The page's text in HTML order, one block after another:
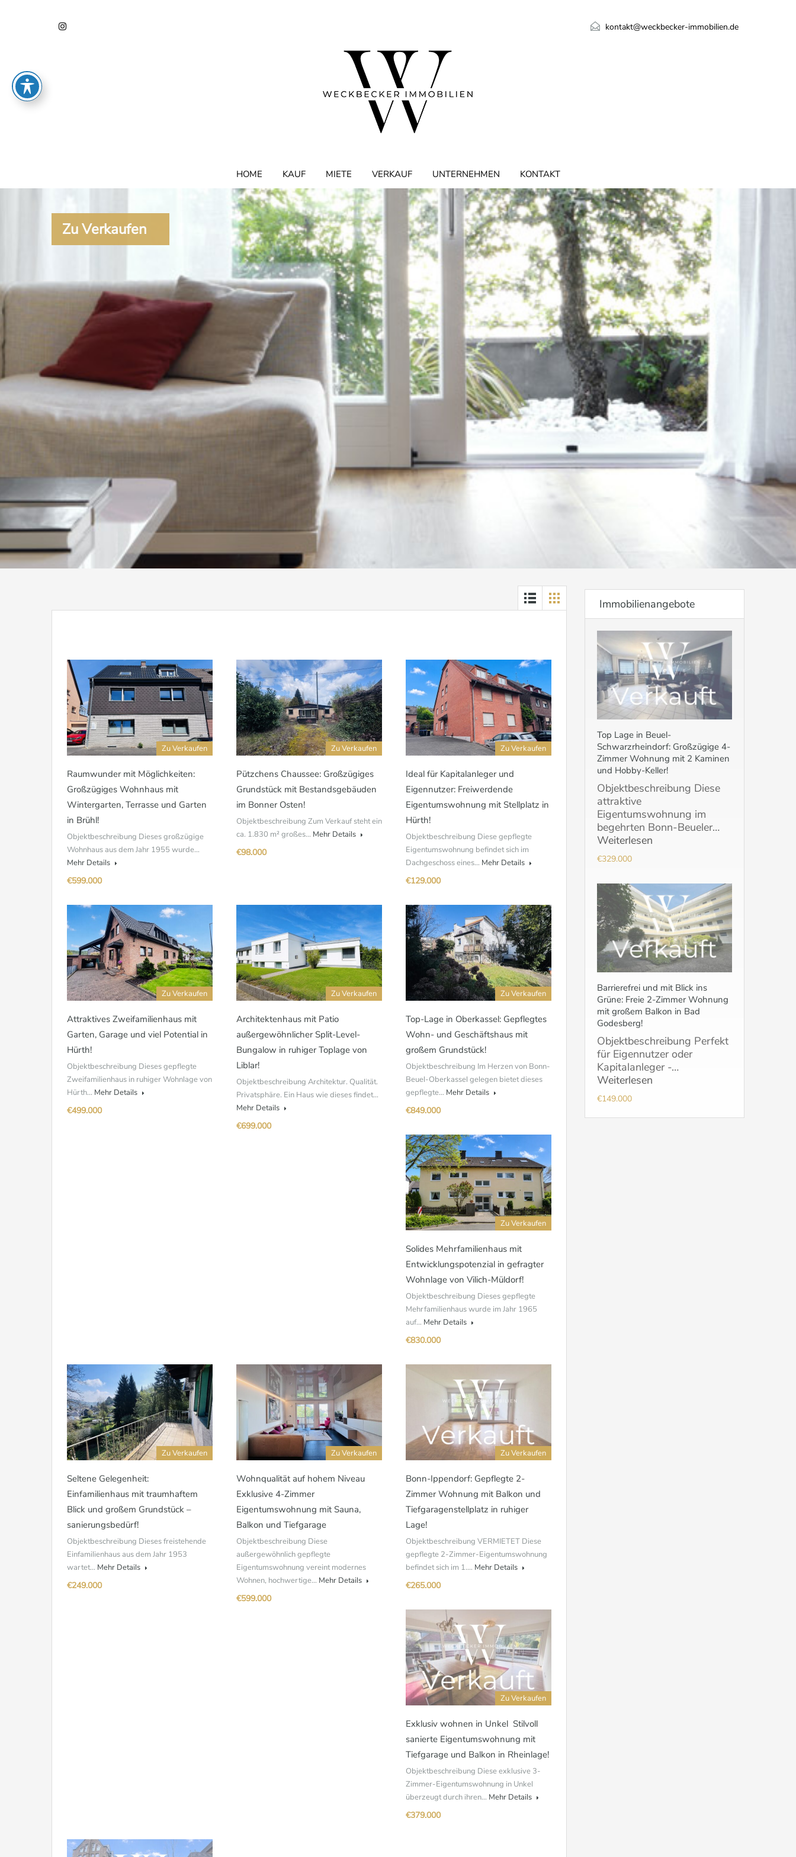
kontakt@weckbecker-immobilien.de
HOME KAUF MIETE VERKAUF UNTERNEHMEN KONTAKT
Zu Verkaufen
Zu Verkaufen
Raumwunder mit Möglichkeiten:
Großzügiges Wohnhaus mit
Wintergarten, Terrasse und Garten
in Brühl!
Objektbeschreibung Dieses großzügige
Wohnhaus aus dem Jahr 1955 wurde…
Mehr Details
€599.000
Zu Verkaufen
Pützchens Chaussee: Großzügiges
Grundstück mit Bestandsgebäuden
im Bonner Osten!
Objektbeschreibung Zum Verkauf steht ein
ca. 1.830 m² großes… Mehr Details
€98.000
Zu Verkaufen
Ideal für Kapitalanleger und
Eigennutzer: Freiwerdende
Eigentumswohnung mit Stellplatz in
Hürth!
Objektbeschreibung Diese gepflegte
Eigentumswohnung befindet sich im
Dachgeschoss eines… Mehr Details
€129.000
Zu Verkaufen
Attraktives Zweifamilienhaus mit
Garten, Garage und viel Potential in
Hürth!
Objektbeschreibung Dieses gepflegte
Zweifamilienhaus in ruhiger Wohnlage von
Hürth… Mehr Details
€499.000
Zu Verkaufen
Architektenhaus mit Patio 
außergewöhnlicher Split-Level-
Bungalow in ruhiger Toplage von
Liblar!
Objektbeschreibung Architektur. Qualität.
Privatsphäre. Ein Haus wie dieses findet…
Mehr Details
€699.000
Zu Verkaufen
Top-Lage in Oberkassel: Gepflegtes
Wohn- und Geschäftshaus mit
großem Grundstück!
Objektbeschreibung Im Herzen von Bonn-
Beuel-Oberkassel gelegen bietet dieses
gepflegte… Mehr Details
€849.000
Zu Verkaufen
Solides Mehrfamilienhaus mit
Entwicklungspotenzial in gefragter
Wohnlage von Vilich-Müldorf!
Objektbeschreibung Dieses gepflegte
Mehrfamilienhaus wurde im Jahr 1965
auf… Mehr Details
€830.000
Zu Verkaufen
Seltene Gelegenheit:
Einfamilienhaus mit traumhaftem
Blick und großem Grundstück –
sanierungsbedürf!
Objektbeschreibung Dieses freistehende
Einfamilienhaus aus dem Jahr 1953
wartet… Mehr Details
€249.000
Zu Verkaufen
Wohnqualität auf hohem Niveau 
Exklusive 4-Zimmer
Eigentumswohnung mit Sauna,
Balkon und Tiefgarage
Objektbeschreibung Diese
außergewöhnlich gepflegte
Eigentumswohnung vereint modernes
Wohnen, hochwertige… Mehr Details
€599.000
Zu Verkaufen
Bonn-Ippendorf: Gepflegte 2-
Zimmer Wohnung mit Balkon und
Tiefgaragenstellplatz in ruhiger
Lage!
Objektbeschreibung VERMIETET Diese
gepflegte 2-Zimmer-Eigentumswohnung
befindet sich im 1.… Mehr Details
€265.000
Zu Verkaufen
Exklusiv wohnen in Unkel  Stilvoll
sanierte Eigentumswohnung mit
Tiefgarage und Balkon in Rheinlage!
Objektbeschreibung Diese exklusive 3-
Zimmer-Eigentumswohnung in Unkel
überzeugt durch ihren… Mehr Details
€379.000
Immobilienangebote
Top Lage in Beuel-
Schwarzrheindorf: Großzügige 4-
Zimmer Wohnung mit 2 Kaminen
und Hobby-Keller!
Objektbeschreibung Diese
attraktive
Eigentumswohnung im
begehrten Bonn-Beueler…
Weiterlesen
€329.000
Barrierefrei und mit Blick ins
Grüne: Freie 2-Zimmer Wohnung
mit großem Balkon in Bad
Godesberg!
Objektbeschreibung Perfekt
für Eigennutzer oder
Kapitalanleger -…
Weiterlesen
€149.000